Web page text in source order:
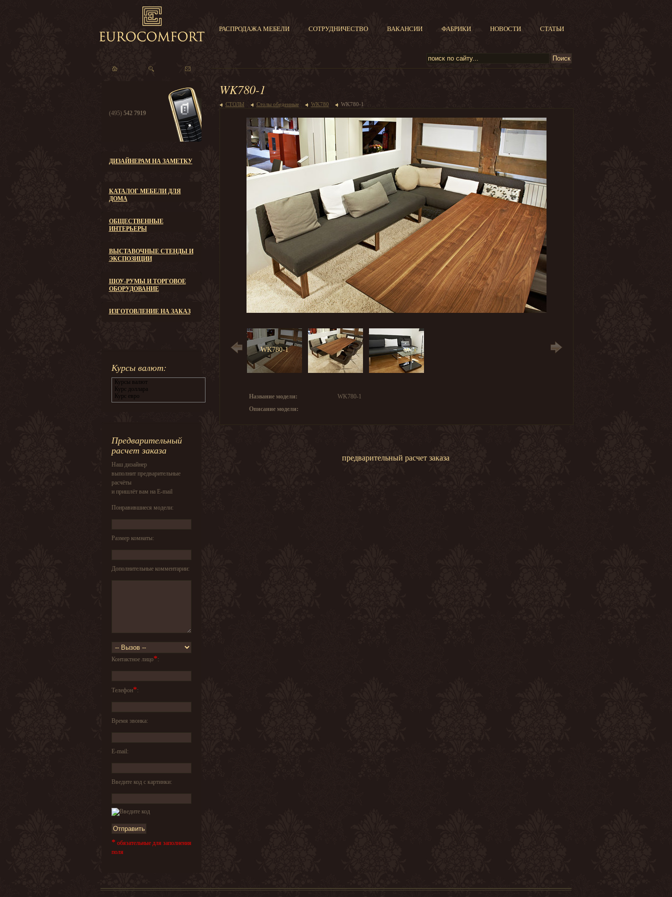
РАСПРОДАЖА МЕБЕЛИ СОТРУДНИЧЕСТВО ВАКАНСИИ ФАБРИКИ НОВОСТИ СТАТЬИ
WK780-1
СТОЛЫ Столы обеденные WK780 WK780-1
WK780-1
Название модели:
WK780-1
Описание модели:
(495) 542 7919
ДИЗАЙНЕРАМ НА ЗАМЕТКУ
КАТАЛОГ МЕБЕЛИ ДЛЯ
ДОМА
ОБЩЕСТВЕННЫЕ
ИНТЕРЬЕРЫ
ВЫСТАВОЧНЫЕ СТЕНДЫ И
ЭКСПОЗИЦИИ
ШОУ-РУМЫ И ТОРГОВОЕ
ОБОРУДОВАНИЕ
ИЗГОТОВЛЕНИЕ НА ЗАКАЗ
Курсы валют:
Курсы валют
Курс доллара
Курс евро
Предварительный
расчет заказа
Наш дизайнер
выполнит предварительные
расчёты
и пришлёт вам на E-mail
Понравившиеся модели:
Размер комнаты:
Дополнительные комментарии:
Контактное лицо*:
Телефон*:
Время звонка:
E-mail:
Введите код с картинки:
* обязательные для заполнения
поля